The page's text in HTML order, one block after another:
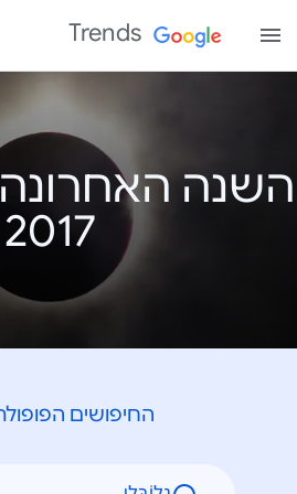
Trends
השנה
החיפושים